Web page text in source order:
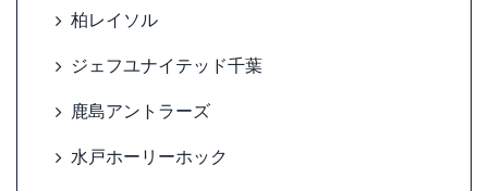
柏レイソル
ジェフユナイテッド千葉
鹿島アントラーズ
水戸ホーリーホック